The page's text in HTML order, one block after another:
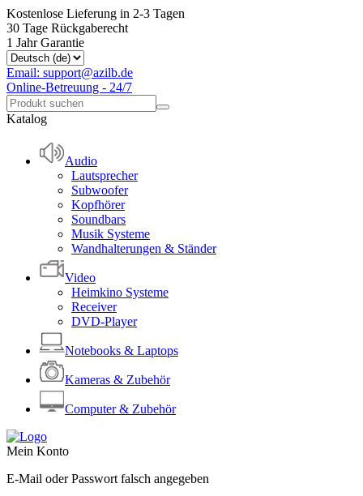
Kostenlose Lieferung in 2-3 Tagen
30 Tage Rückgaberecht
1 Jahr Garantie
Email: support@azilb.de
Online-Betreuung - 24/7
Katalog
Audio
Lautsprecher
Subwoofer
Kopfhörer
Soundbars
Musik Systeme
Wandhalterungen & Ständer
Video
Heimkino Systeme
Receiver
DVD-Player
Notebooks & Laptops
Kameras & Zubehör
Computer & Zubehör
Mein Konto
E-Mail oder Passwort falsch angegeben